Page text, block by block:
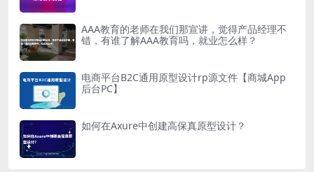
AAA教育的老师在我们那宣讲，觉得产品经理不
错，有谁了解AAA教育吗，就业怎么样？
电商平台B2C通用原型设计rp源文件【商城App
后台PC】
如何在Axure中创建高保真原型设计？